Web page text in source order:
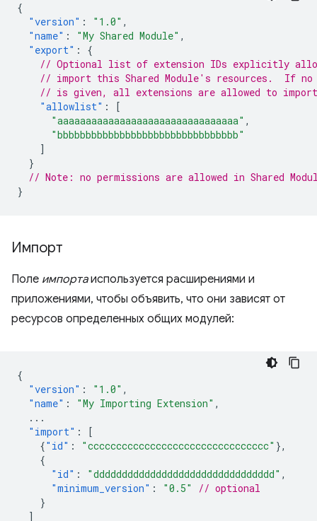
{
"version" : "1.0" ,
"name" : "My Shared Module" ,
"export" :
{
// Optional list of extension IDs explicitly
// import this Shared Module's resources.  If
// is given, all extensions are allowed to
"allowlist" :
[
"aaaaaaaaaaaaaaaaaaaaaaaaaaaaaaaa" ,
"bbbbbbbbbbbbbbbbbbbbbbbbbbbbbbbb"
]
}
// Note: no permissions are allowed in Shared
}
Импорт
Поле импортаиспользуется расширениями и
приложениями, чтобы объявить, что они зависят от
ресурсов определенных общих модулей:
{
"version" : "1.0" ,
"name" : "My Importing Extension" ,
...
"import" :
[
{"id" : "cccccccccccccccccccccccccccccccc" },
{
"id" : "dddddddddddddddddddddddddddddddd" ,
"minimum_version" : "0.5"
// optional
}
]